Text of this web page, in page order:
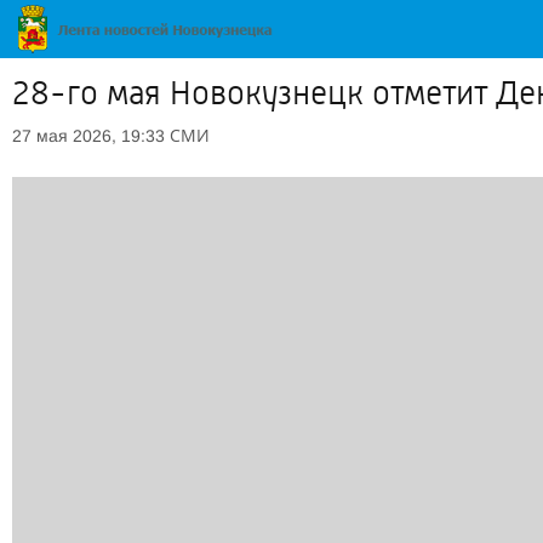
28-го мая Новокузнецк отметит
27 мая 2026, 19:33 СМИ